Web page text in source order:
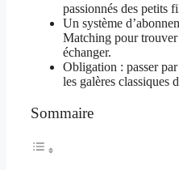
passionnés des petits
Un système
Matching pour trouver
échanger.
Obligation : passer
les galères classiques
Sommaire